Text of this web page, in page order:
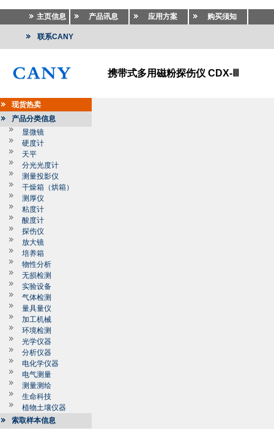
主页信息 产品讯息 应用方案 购买须知
联系CANY
携带式多用磁粉探伤仪 CDX-Ⅲ
现货热卖
产品分类信息
显微镜
硬度计
天平
分光光度计
测量投影仪
干燥箱（烘箱）
测厚仪
粘度计
酸度计
探伤仪
放大镜
培养箱
物性分析
无损检测
实验设备
气体检测
量具量仪
加工机械
环境检测
光学仪器
分析仪器
电化学仪器
电气测量
测量测绘
生命科技
植物土壤仪器
索取样本信息